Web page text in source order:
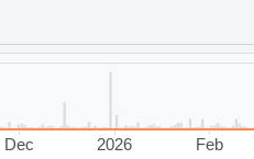
Dec 2026 Feb